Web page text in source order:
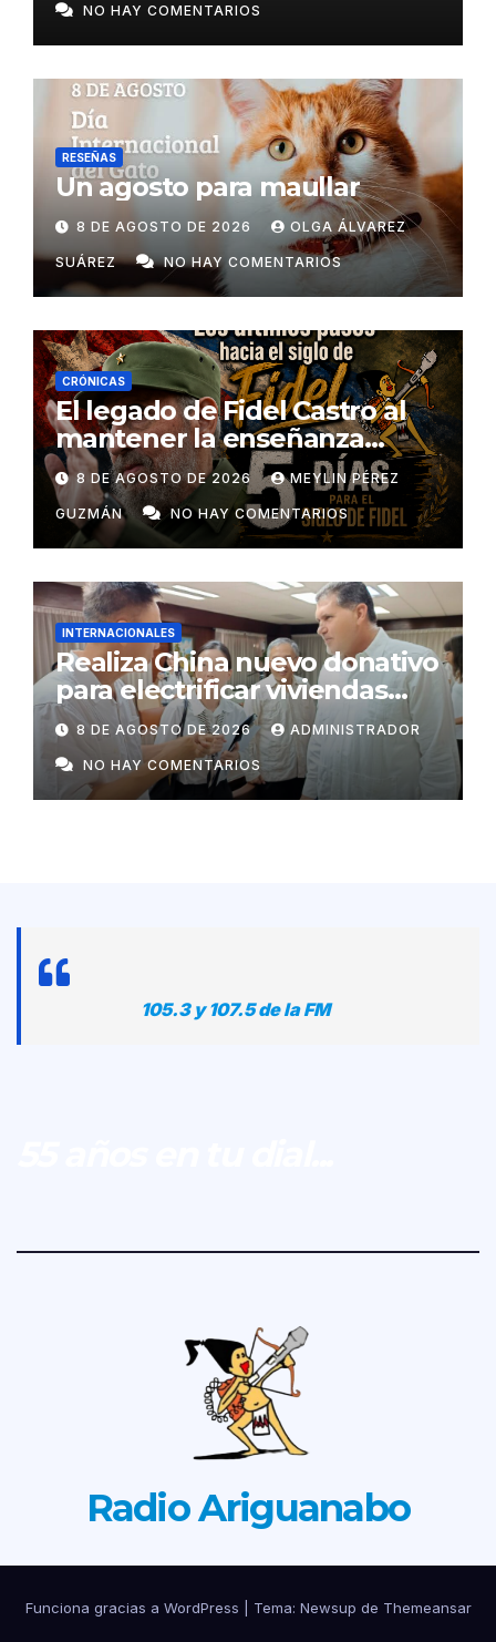
NO HAY COMENTARIOS
RESEÑAS
Un agosto para maullar
8 DE AGOSTO DE 2026 OLGA ÁLVAREZ
SUÁREZ NO HAY COMENTARIOS
CRÓNICAS
El legado de Fidel Castro al
mantener la enseñanza
como un derecho universal
8 DE AGOSTO DE 2026 MEYLIN PÉREZ
GUZMÁN NO HAY COMENTARIOS
INTERNACIONALES
Realiza China nuevo donativo
para electrificar viviendas
rurales aisladas y garantizar
respaldo energético a
centros vitales
8 DE AGOSTO DE 2026 ADMINISTRADOR
NO HAY COMENTARIOS
105.3 y 107.5 de la FM
Radio Ariguanabo
Funciona gracias a WordPress Tema: Newsup de Themeansar